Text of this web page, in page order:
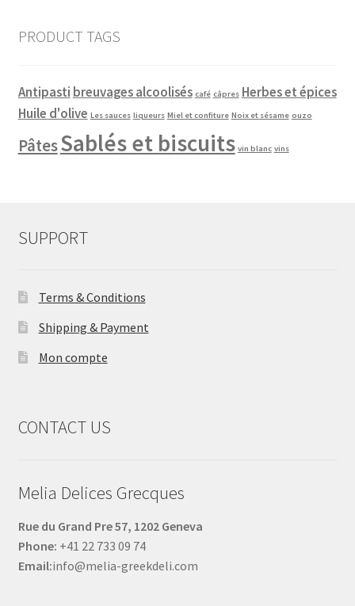
PRODUCT TAGS
Antipasti breuvages alcoolisés café câpres Herbes et épices
Huile d'olive Les sauces liqueurs Miel et confiture Noix et sésame ouzo
PâtesSablés et biscuits vin blanc vins
SUPPORT
Terms & Conditions
Shipping & Payment
Mon compte
CONTACT US
Melia Delices Grecques
Rue du Grand Pre 57, 1202 Geneva
Phone: +41 22 733 09 74
Email:info@melia-greekdeli.com